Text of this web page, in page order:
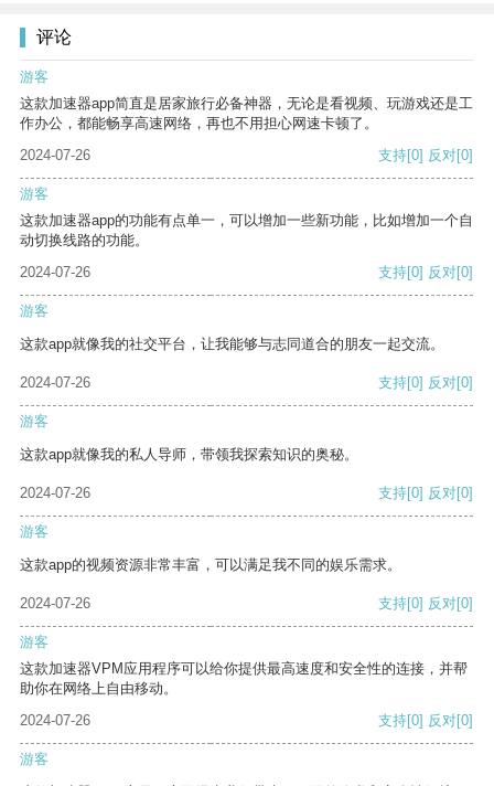
评论
游客
这款加速器app简直是居家旅行必备神器，无论是看视频、玩游戏还是工
作办公，都能畅享高速网络，再也不用担心网速卡顿了。
2024-07-26
支持[0] 反对[0]
游客
这款加速器app的功能有点单一，可以增加一些新功能，比如增加一个自
动切换线路的功能。
2024-07-26
支持[0] 反对[0]
游客
这款app就像我的社交平台，让我能够与志同道合的朋友一起交流。
2024-07-26 支持[0] 反对[0]
游客
这款app就像我的私人导师，带领我探索知识的奥秘。
2024-07-26 支持[0] 反对[0]
游客
这款app的视频资源非常丰富，可以满足我不同的娱乐需求。
2024-07-26 支持[0] 反对[0]
游客
这款加速器VPM应用程序可以给你提供最高速度和安全性的连接，并帮
助你在网络上自由移动。
2024-07-26
支持[0] 反对[0]
游客